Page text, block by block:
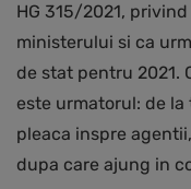
HG 315/2021,
ministerului si ca
de stat pentru 2021.
este urmatorul: de
pleaca inspre
dupa care ajung in